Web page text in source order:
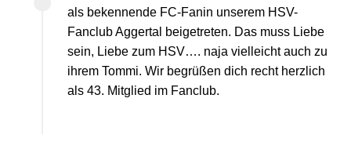
als bekennende FC-Fanin unserem HSV-
Fanclub Aggertal beigetreten. Das muss Liebe
sein, Liebe zum HSV…. naja vielleicht auch zu
ihrem Tommi. Wir begrüßen dich recht herzlich
als 43. Mitglied im Fanclub.